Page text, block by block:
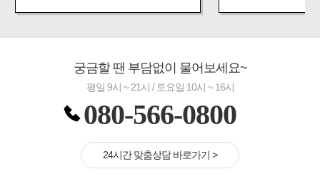
궁금할 땐 부담없이 물어보세요~
평일 9시 ~ 21시 / 토요일 10시 ~ 16시
080-566-0800
24시간 맞춤상담 바로가기 >